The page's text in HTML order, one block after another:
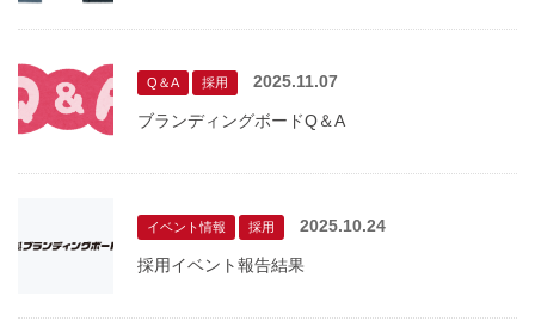
Q＆A 採用 2025.11.07
ブランディングボードQ＆A
イベント情報 採用 2025.10.24
採用イベント報告結果